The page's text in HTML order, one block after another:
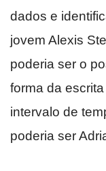
dados e
jovem Alexis
poderia ser o
forma da
intervalo de
poderia ser